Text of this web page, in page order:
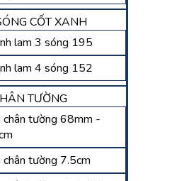
CỐT XANH
lam 3 sóng 195
lam 4 sóng 152
TƯỜNG
chân tường 68mm -
chân tường 7.5cm